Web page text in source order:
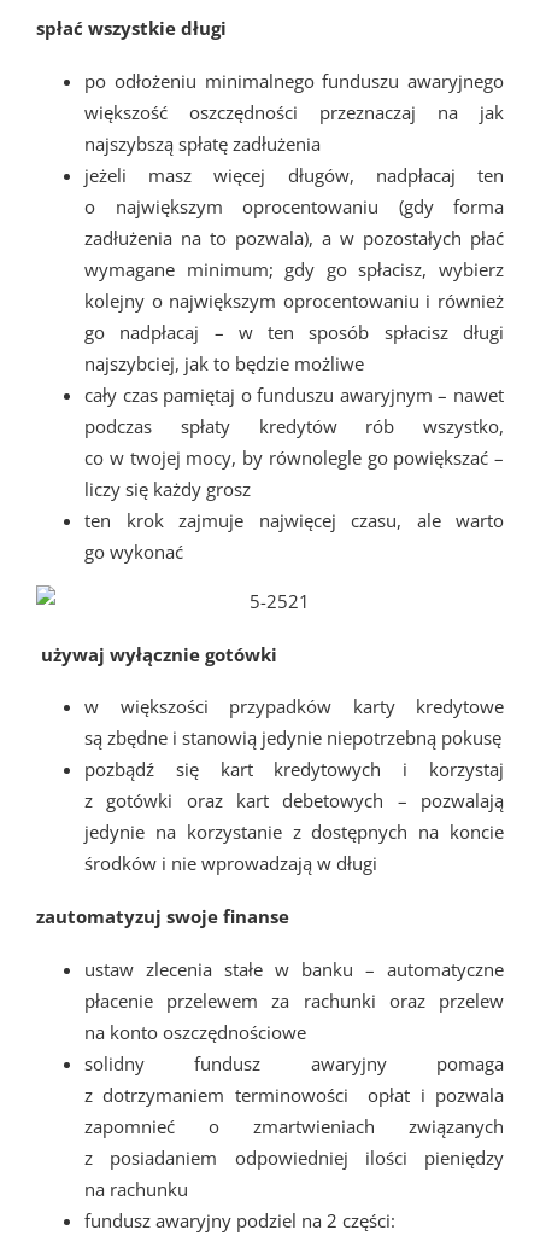
spłać wszystkie długi
po odłożeniu minimalnego funduszu awaryjnego
większość oszczędności przeznaczaj na jak
najszybszą spłatę zadłużenia
jeżeli masz więcej długów, nadpłacaj ten
o największym oprocentowaniu (gdy forma
zadłużenia na to pozwala), a w pozostałych płać
wymagane minimum; gdy go spłacisz, wybierz
kolejny o największym oprocentowaniu i również
go nadpłacaj – w ten sposób spłacisz długi
najszybciej, jak to będzie możliwe
cały czas pamiętaj o funduszu awaryjnym – nawet
podczas spłaty kredytów rób wszystko,
co w twojej mocy, by równolegle go powiększać –
liczy się każdy grosz
ten krok zajmuje najwięcej czasu, ale warto
go wykonać
używaj wyłącznie gotówki
w większości przypadków karty kredytowe
są zbędne i stanowią jedynie niepotrzebną pokusę
pozbądź się kart kredytowych i korzystaj
z gotówki oraz kart debetowych – pozwalają
jedynie na korzystanie z dostępnych na koncie
środków i nie wprowadzają w długi
zautomatyzuj swoje finanse
ustaw zlecenia stałe w banku – automatyczne
płacenie przelewem za rachunki oraz przelew
na konto oszczędnościowe
solidny fundusz awaryjny pomaga
z dotrzymaniem terminowości opłat i pozwala
zapomnieć o zmartwieniach związanych
z posiadaniem odpowiedniej ilości pieniędzy
na rachunku
fundusz awaryjny podziel na 2 części: